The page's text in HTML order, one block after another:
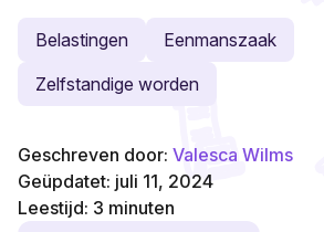
Belastingen
Eenmanszaak
Zelfstandige worden
Geschreven door: Valesca Wilms
Geüpdatet: juli 11, 2024
Leestijd: 3 minuten